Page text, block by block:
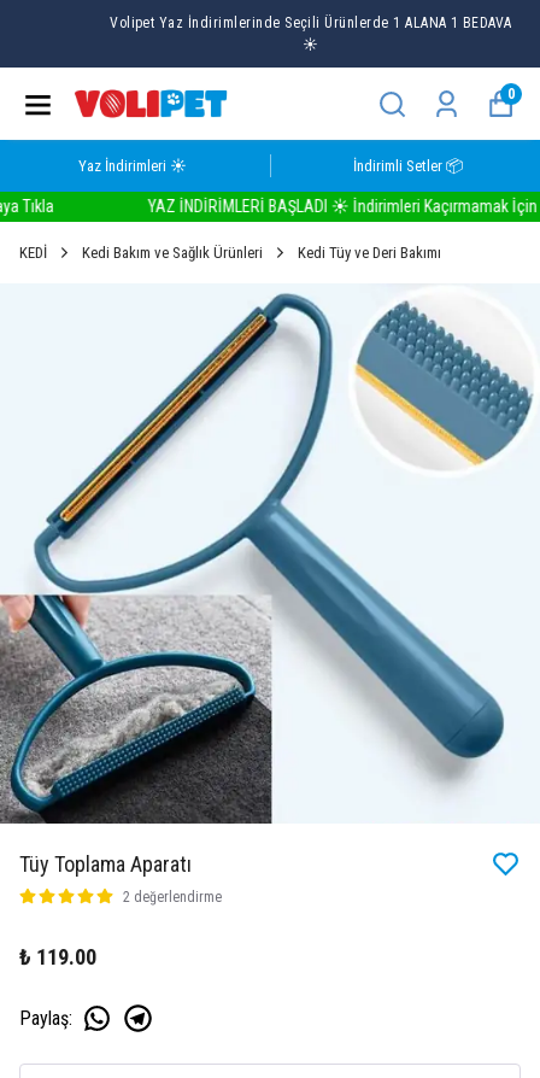
Volipet Yaz İndirimlerinde Seçili Ürünlerde 1 ALANA 1 BEDAVA
0
Yaz İndirimleri ☀️ İndirimli Setler 📦
YAZ İNDİRİMLERİ BAŞLADI ☀️ İndirimleri Kaçırmamak İçin
KEDİ Kedi Bakım ve Sağlık Ürünleri Kedi Tüy ve Deri Bakımı
Tüy Toplama Aparatı
2 değerlendirme
₺ 119.00
Paylaş: